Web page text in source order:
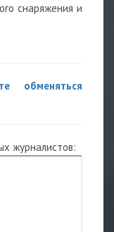
снаряжения и
обменяться
журналистов: